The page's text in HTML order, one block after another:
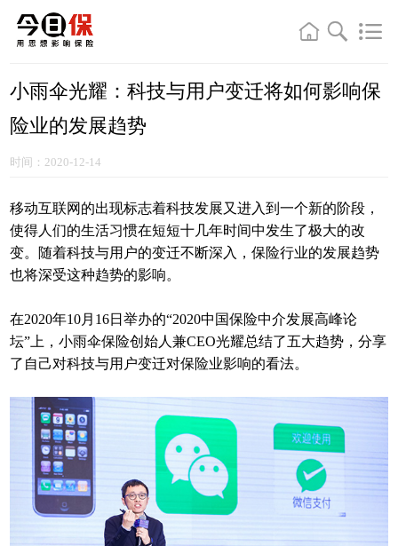
小雨伞光耀：科技与用户变迁将如何影响保
险业的发展趋势
时间：2020-12-14
移动互联网的出现标志着科技发展又进入到一个新的阶段，
使得人们的生活习惯在短短十几年时间中发生了极大的改
变。随着科技与用户的变迁不断深入，保险行业的发展趋势
也将深受这种趋势的影响。
在2020年10月16日举办的“2020中国保险中介发展高峰论
坛”上，小雨伞保险创始人兼CEO光耀总结了五大趋势，分享
了自己对科技与用户变迁对保险业影响的看法。